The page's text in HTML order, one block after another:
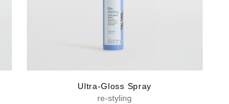
Ultra-Gloss Spray
re-styling